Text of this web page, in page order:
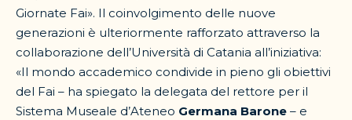
Giornate Fai». Il coinvolgimento delle nuove
generazioni è ulteriormente rafforzato attraverso la
collaborazione dell’Università di Catania all’iniziativa:
«Il mondo accademico condivide in pieno gli obiettivi
del Fai – ha spiegato la delegata del rettore per il
Sistema Museale d’Ateneo Germana Barone – e